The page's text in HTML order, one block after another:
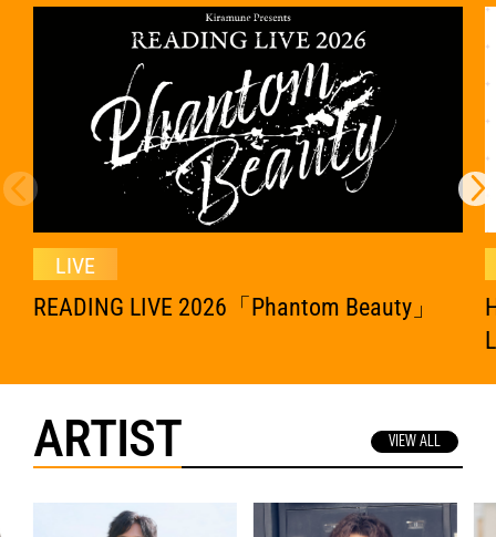
LIVE
READING LIVE 2026「Phantom Beauty」
ARTIST VIEW ALL